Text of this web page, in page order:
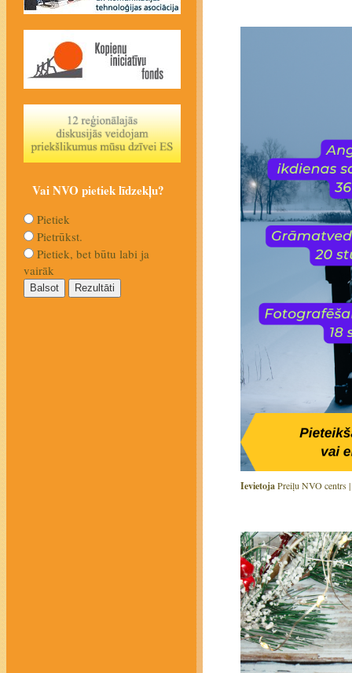
IevietojaPreiļu NVO centrs |
Vai NVO pietiek līdzekļu?
Pietiek
Pietrūkst.
Pietiek, bet būtu labi ja
vairāk